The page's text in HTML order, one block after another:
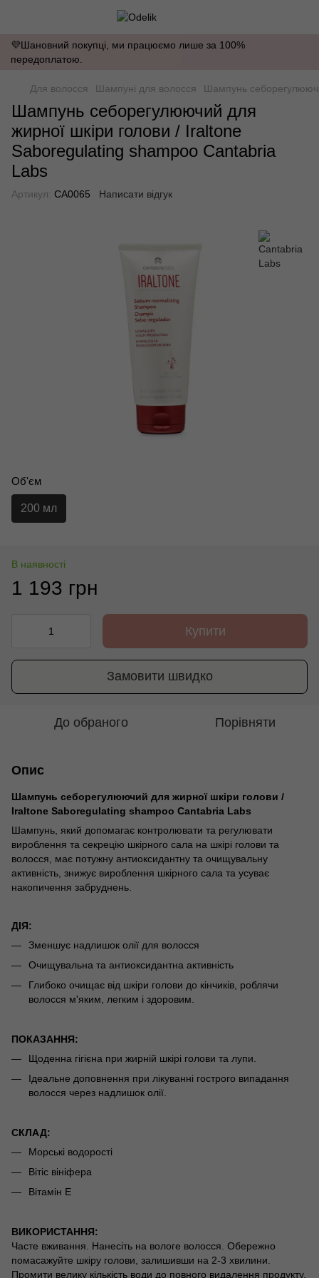
💜Шановний покупці, ми працюємо лише за 100%
передоплатою.
Для волосся Шампуні для волосся Шампунь
Шампунь себорегулюючий для
жирної шкіри голови / Iraltone
Saboregulating shampoo Cantabria
Labs
Артикул: CA0065 Написати відгук
Об'єм
200 мл
В наявності
1 193 грн
Купити
Замовити швидко
До обраного Порівняти
Опис
Шампунь себорегулюючий для жирної шкіри голови /
Iraltone Saboregulating shampoo Cantabria Labs
Шампунь, який допомагає контролювати та регулювати
вироблення та секрецію шкірного сала на шкірі голови та
волосся, має потужну антиоксидантну та очищувальну
активність, знижує вироблення шкірного сала та усуває
накопичення забруднень.
ДІЯ:
Зменшує надлишок олії для волосся
Очищувальна та антиоксидантна активність
Глибоко очищає від шкіри голови до кінчиків, роблячи
волосся м'яким, легким і здоровим.
ПОКАЗАННЯ:
Щоденна гігієна при жирній шкірі голови та лупи.
Ідеальне доповнення при лікуванні гострого випадання
волосся через надлишок олії.
СКЛАД:
Морські водорості
Вітіс вініфера
Вітамін Е
ВИКОРИСТАННЯ:
Часте вживання. Нанесіть на вологе волосся. Обережно
помасажуйте шкіру голови, залишивши на 2-3 хвилини.
Промити велику кількість води до повного видалення продукту.